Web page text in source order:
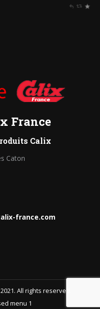
France
Calix
Caton
france.com
All rights reserved.
menu 1